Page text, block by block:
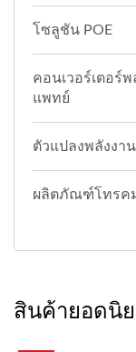
โซลูชัน POE
คอนเวอร์เตอร์
แพทย์
ตัวแปลงพลังงา
ผลิตภัณฑ์โทรค
สินค้ายอดนิ